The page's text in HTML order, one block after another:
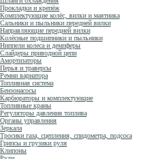
Прокладки и крепёж
Комплектующие колёс, вилки и маятника
Сальники и пыльники передней вилки
Направляющие передней вилки
Колёсные подшипники и пыльники
Ниппели колеса и демпферы
Слайдеры приводной цепи
Амортизаторы
Перья и траверсы
Ремни вариатора
Топливная система
Бензонасосы
Карбюраторы и комплектующие
Топливные краны
Регуляторы давления топлива
Органы управления
Зеркала
Тросики газа, сцепления, спидометра, подсоса
Грипсы и грузики руля
Клипоны